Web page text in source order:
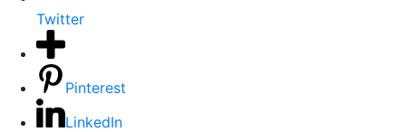
Twitter
Pinterest
LinkedIn